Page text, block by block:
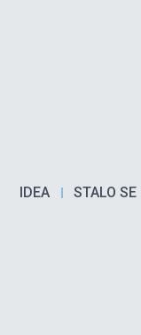
IDEA STALO SE